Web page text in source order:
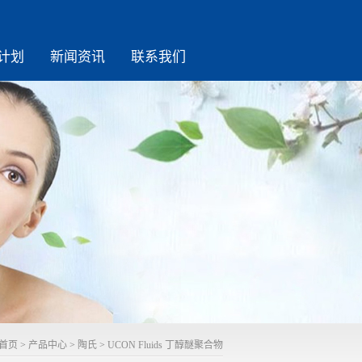
划 新闻资讯 联系我们
页 > 产品中心 > 陶氏 > UCON Fluids 丁醇醚聚合物